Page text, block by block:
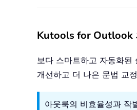
Kutools for Outlook
보다 스마트하고 자동화
개선하고 더 나은 문법 교
아웃룩의 비효율성과 작